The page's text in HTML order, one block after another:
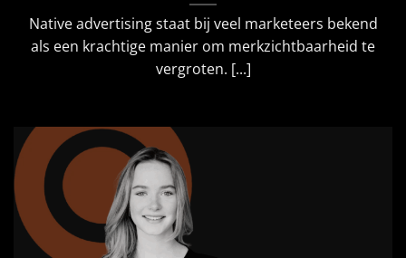
Native advertising staat bij veel marketeers bekend
als een krachtige manier om merkzichtbaarheid te
vergroten. [...]